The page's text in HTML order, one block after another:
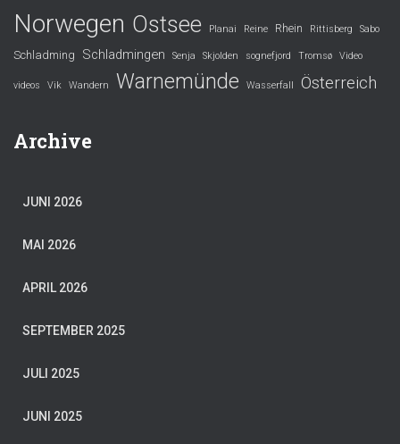
Norwegen Ostsee Planai Reine Rhein Rittisberg Sabo
Schladming Schladmingen Senja Skjolden sognefjord Tromsø Video
videos Vik Wandern Warnemünde Wasserfall Österreich
Archive
JUNI 2026
MAI 2026
APRIL 2026
SEPTEMBER 2025
JULI 2025
JUNI 2025